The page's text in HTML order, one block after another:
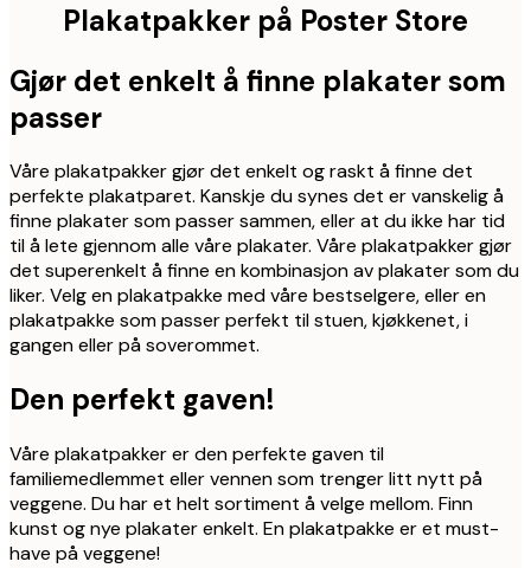
Plakatpakker på Poster Store
Gjør det enkelt å finne plakater som
passer
Våre plakatpakker gjør det enkelt og raskt å finne det
perfekte plakatparet. Kanskje du synes det er vanskelig å
finne plakater som passer sammen, eller at du ikke har tid
til å lete gjennom alle våre plakater. Våre plakatpakker gjør
det superenkelt å finne en kombinasjon av plakater som du
liker. Velg en plakatpakke med våre bestselgere, eller en
plakatpakke som passer perfekt til stuen, kjøkkenet, i
gangen eller på soverommet.
Den perfekt gaven!
Våre plakatpakker er den perfekte gaven til
familiemedlemmet eller vennen som trenger litt nytt på
veggene. Du har et helt sortiment å velge mellom. Finn
kunst og nye plakater enkelt. En plakatpakke er et must-
have på veggene!